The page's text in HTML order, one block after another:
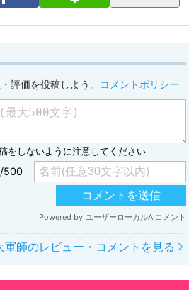
評価を投稿しよう。 コメントポリシー
軍師のレビュー・コメントを見る